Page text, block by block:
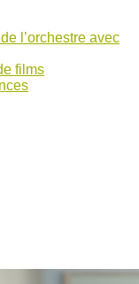
l’orchestre avec
films